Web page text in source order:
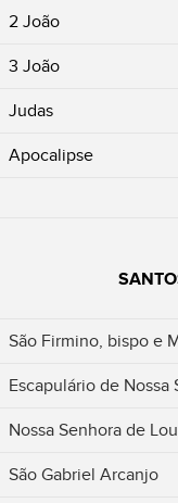
2 João
3 João
Judas
Apocalipse
São Firmino, bispo e
Escapulário de Nossa
Nossa Senhora de
São Gabriel Arcanjo